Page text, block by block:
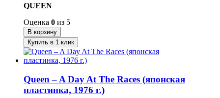
QUEEN
Оценка 0 из 5
В корзину
Купить в 1 клик
Queen – A Day At The Races (японская
пластинка, 1976 г.)